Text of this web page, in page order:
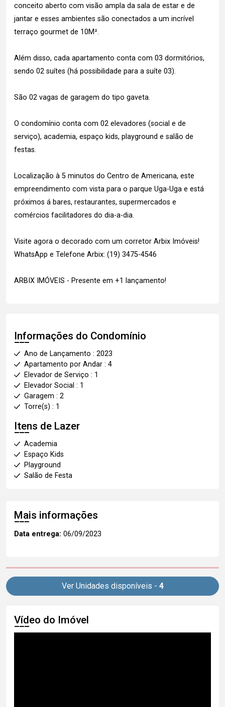
conceito aberto com visão ampla da sala de estar e de
jantar e esses ambientes são conectados a um incrível
terraço gourmet de 10M².
Além disso, cada apartamento conta com 03 dormitórios,
sendo 02 suítes (há possibilidade para a suíte 03).
São 02 vagas de garagem do tipo gaveta.
O condomínio conta com 02 elevadores (social e de
serviço), academia, espaço kids, playground e salão de
festas.
Localização à 5 minutos do Centro de Americana, este
empreendimento com vista para o parque Uga-Uga e está
próximos á bares, restaurantes, supermercados e
comércios facilitadores do dia-a-dia.
Visite agora o decorado com um corretor Arbix Imóveis!
WhatsApp e Telefone Arbix: (19) 3475-4546
ARBIX IMÓVEIS - Presente em +1 lançamento!
Informações do Condomínio
Ano de Lançamento : 2023
Apartamento por Andar : 4
Elevador de Serviço : 1
Elevador Social : 1
Garagem : 2
Torre(s) : 1
Itens de Lazer
Academia
Espaço Kids
Playground
Salão de Festa
Mais informações
Data entrega: 06/09/2023
Ver Unidades disponíveis - 4
Vídeo do Imóvel